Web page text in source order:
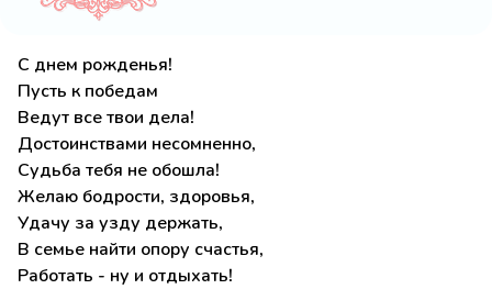
С днем рожденья!
Пусть к победам
Ведут все твои дела!
Достоинствами несомненно,
Судьба тебя не обошла!
Желаю бодрости, здоровья,
Удачу за узду держать,
В семье найти опору счастья,
Работать - ну и отдыхать!